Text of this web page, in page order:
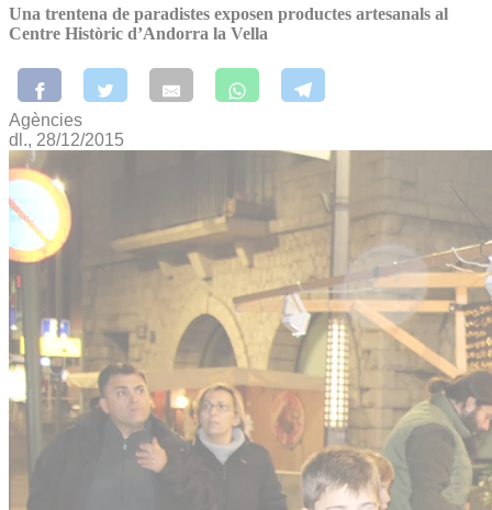
Una trentena de paradistes exposen productes artesanals al
Centre Històric d’Andorra la Vella
Agències
dl., 28/12/2015